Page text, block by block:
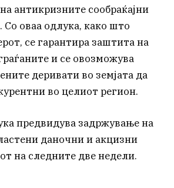
антикризните сообраќајни
Со оваа одлука, како што
се гарантира заштита на
и се овозможува
деривати во земјата да
во целиот регион.
предвидува задржување на
даночни и акцизни
на следните две недели.